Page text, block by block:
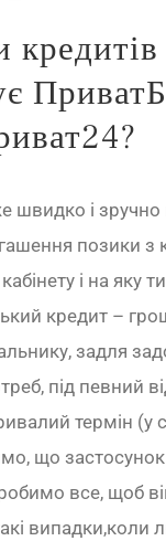
кредитів
швидко і зручно
позики з
і на яку
кредит –
задля
під певний
термін (у
що
все, щоб
випадки,коли